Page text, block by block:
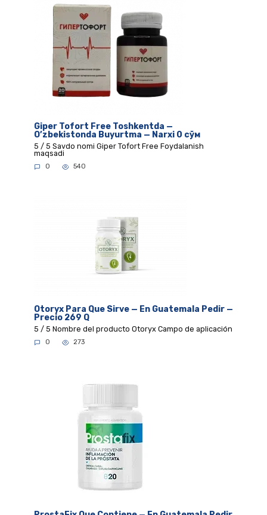
Giper Tofort Free Toshkentda —
O’zbekistonda Buyurtma — Narxi 0 сўм
5 / 5 Savdo nomi Giper Tofort Free Foydalanish
maqsadi
0 540
Otoryx Para Que Sirve — En Guatemala Pedir —
Precio 269 Q
5 / 5 Nombre del producto Otoryx Campo de aplicación
0 273